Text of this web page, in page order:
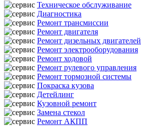
Техническое обслуживание
Диагностика
Ремонт трансмиссии
Ремонт двигателя
Ремонт дизельных двигателей
Ремонт электрооборудования
Ремонт ходовой
Ремонт рулевого управления
Ремонт тормозной системы
Покраска кузова
Детейлинг
Кузовной ремонт
Замена стекол
Ремонт АКПП